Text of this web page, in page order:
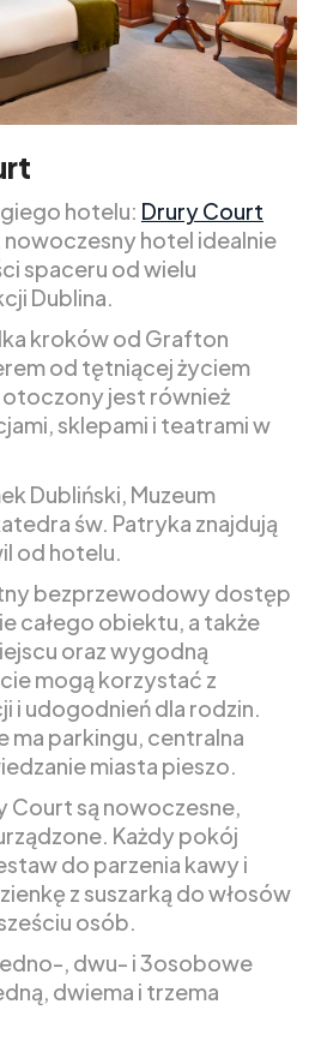
hotelu: Drury Court
nowoczesny hotel idealnie
spaceru od wielu
Dublina.
kroków od Grafton
od tętniącej życiem
otoczony jest również
sklepami i teatrami w
Dubliński, Muzeum
św. Patryka znajdują
od hotelu.
bezprzewodowy dostęp
całego obiektu, a także
oraz wygodną
mogą korzystać z
i udogodnień dla rodzin.
ma parkingu, centralna
miasta pieszo.
Court są nowoczesne,
Każdy pokój
do parzenia kawy i
z suszarką do włosów
osób.
, dwu- i 3osobowe
dwiema i trzema